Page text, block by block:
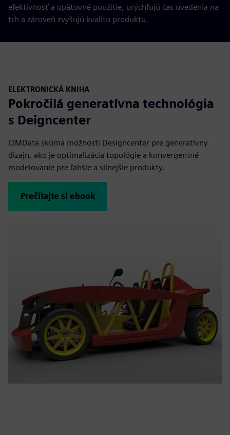
efektívnosť a opätovné použitie, urýchľujú čas uvedenia na
trh a zároveň zvyšujú kvalitu produktu.
ELEKTRONICKÁ KNIHA
Pokročilá generatívna technológia
s Deigncenter
CIMData skúma možnosti Designcenter pre generatívny
dizajn, ako je optimalizácia topológie a konvergentné
modelovanie pre ľahšie a silnejšie produkty.
Prečítajte si ebook